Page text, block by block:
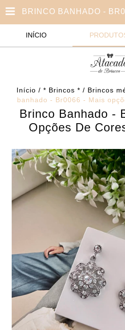
INÍCIO
Início / * Brincos * / Brincos
banhado - Br0066 - Mais
Brinco Banhado -
Opções De